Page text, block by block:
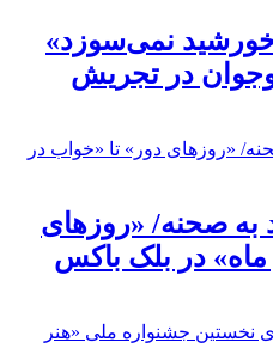
نمی‌سوزد»
به صحنه/ «روزهای
در بلک باکس